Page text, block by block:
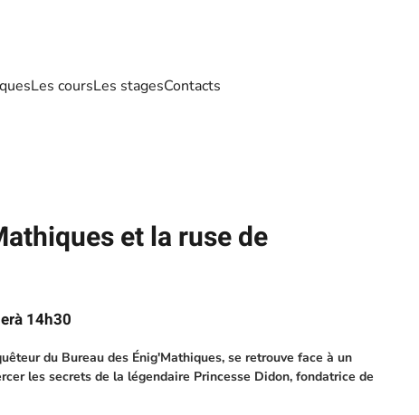
Les coursLes stagesContacts
et la ruse de
14h30
du Bureau des Énig'Mathiques, se retrouve face à un
les secrets de la légendaire Princesse Didon, fondatrice de